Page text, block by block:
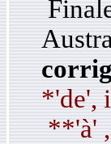
*'de',
**'à' ,